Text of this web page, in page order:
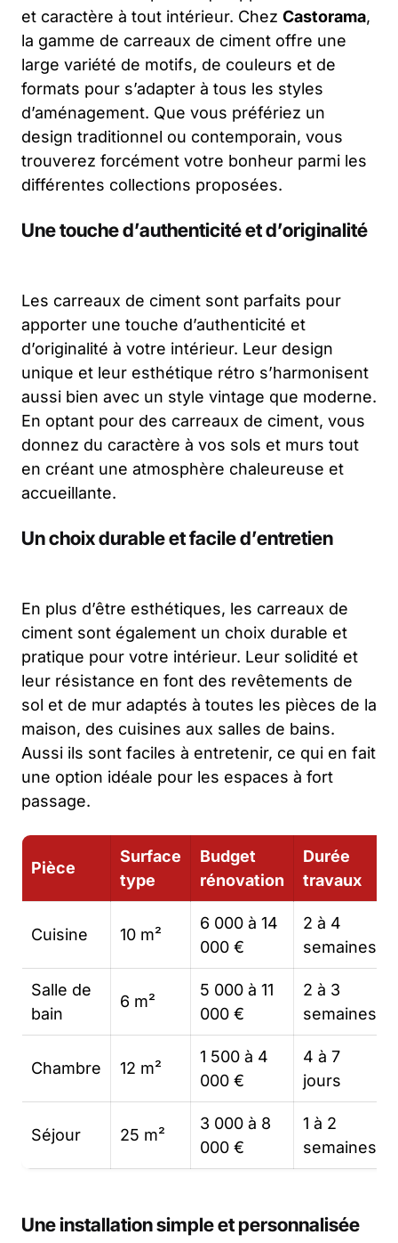
et caractère à tout intérieur. Chez Castorama,
la gamme de carreaux de ciment offre une
large variété de motifs, de couleurs et de
formats pour s’adapter à tous les styles
d’aménagement. Que vous préfériez un
design traditionnel ou contemporain, vous
trouverez forcément votre bonheur parmi les
différentes collections proposées.
Une touche d’authenticité et d’originalité
Les carreaux de ciment sont parfaits pour
apporter une touche d’authenticité et
d’originalité à votre intérieur. Leur design
unique et leur esthétique rétro s’harmonisent
aussi bien avec un style vintage que moderne.
En optant pour des carreaux de ciment, vous
donnez du caractère à vos sols et murs tout
en créant une atmosphère chaleureuse et
accueillante.
Un choix durable et facile d’entretien
En plus d’être esthétiques, les carreaux de
ciment sont également un choix durable et
pratique pour votre intérieur. Leur solidité et
leur résistance en font des revêtements de
sol et de mur adaptés à toutes les pièces de la
maison, des cuisines aux salles de bains.
Aussi ils sont faciles à entretenir, ce qui en fait
une option idéale pour les espaces à fort
passage.
Pièce
Surface
type
Budget
rénovation
Durée
travaux
Cuisine 10 m²
6 000 à 14
000 €
2 à 4
semaines
Salle de
bain
6 m²
5 000 à 11
000 €
2 à 3
semaines
Chambre 12 m²
1 500 à 4
000 €
4 à 7
jours
Séjour 25 m²
3 000 à 8
000 €
1 à 2
semaines
Une installation simple et personnalisée